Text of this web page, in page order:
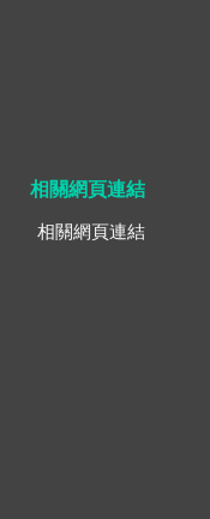
相關網頁連結
相關網頁連結